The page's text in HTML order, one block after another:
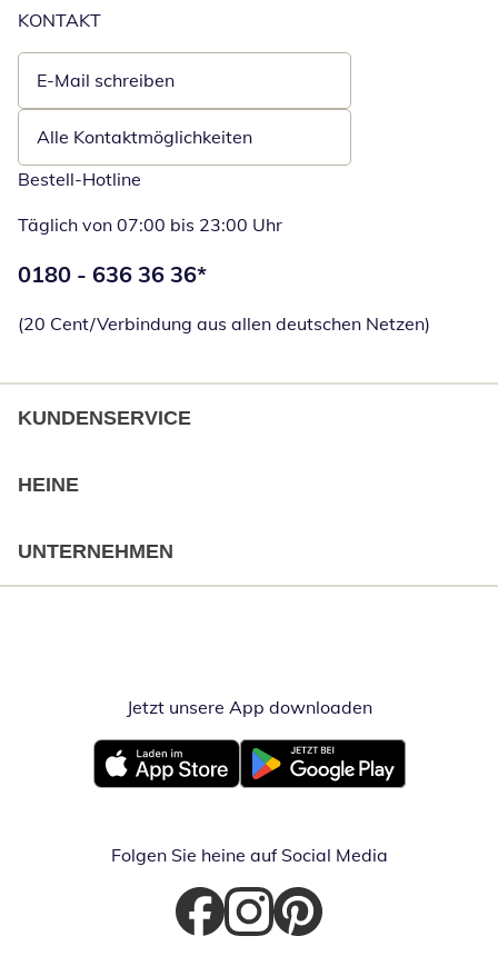
KONTAKT
E-Mail schreiben
Öffnet E-Mail-Client
Alle Kontaktmöglichkeiten
Bestell-Hotline
Täglich von 07:00 bis 23:00 Uhr
Telefonnummer:
0180 - 636 36 36*
(20 Cent/Verbindung aus allen deutschen Netzen)
KUNDENSERVICE
HEINE
UNTERNEHMEN
Jetzt unsere App downloadenÖffnet in
Öffnet in neuem FensterÖffnet in neuem Fenster
Folgen Sie heine auf Social Media
Öffnet in neuem Fenster
Öffnet in neuem Fenster
Öffnet in neuem Fenster